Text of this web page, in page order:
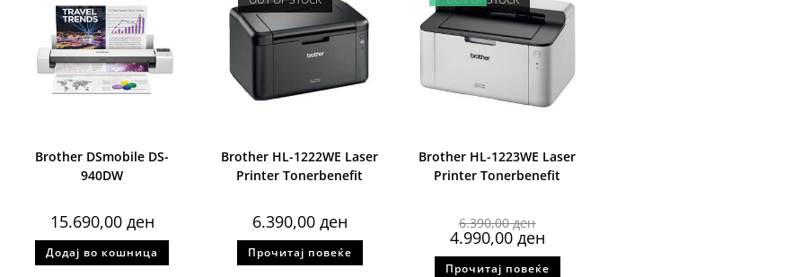
Brother DSmobile DS-
940DW
15.690,00 ден
Додај во кошница
Brother HL-1222WE Laser
Printer Tonerbenefit
6.390,00 ден
Прочитај повеќе
Brother HL-1223WE Laser
Printer Tonerbenefit
6.390,00ден
4.990,00ден
Прочитај повеќе